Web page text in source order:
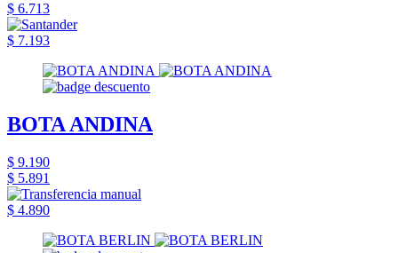
$ 6.713
$ 7.193
BOTA ANDINA
$ 9.190
$ 5.891
$ 4.890